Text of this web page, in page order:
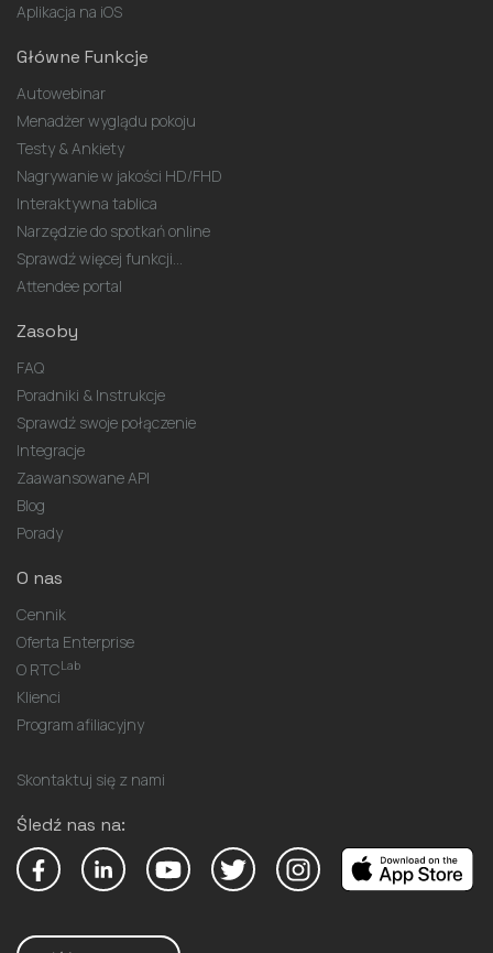
Aplikacja na iOS
Główne Funkcje
Autowebinar
Menadżer wyglądu pokoju
Testy & Ankiety
Nagrywanie w jakości HD/FHD
Interaktywna tablica
Narzędzie do spotkań online
Sprawdź więcej funkcji...
Attendee portal
Zasoby
FAQ
Poradniki & Instrukcje
Sprawdź swoje połączenie
Integracje
Zaawansowane API
Blog
Porady
O nas
Cennik
Oferta Enterprise
O RTCLab
Klienci
Program afiliacyjny
Skontaktuj się z nami
Śledź nas na: